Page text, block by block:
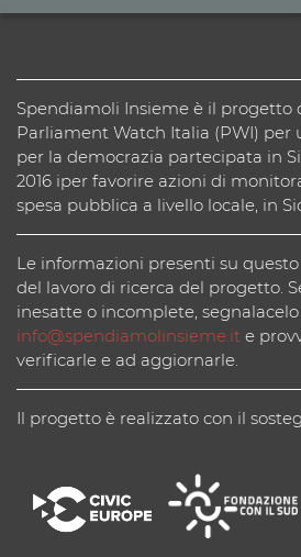
Spendiamoli Insieme è il progetto
Parliament Watch Italia (PWI) per
per la democrazia partecipata in
2016 iper favorire azioni di
spesa pubblica a livello locale, in
Le informazioni presenti su
del lavoro di ricerca del progetto.
inesatte o incomplete,
info@spendiamolinsieme.it e
verificarle e ad aggiornarle.
Il progetto è realizzato con il